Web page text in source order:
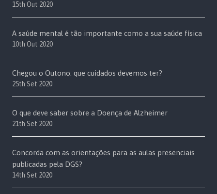
15th Out 2020
A saúde mental é tão importante como a sua saúde física
10th Out 2020
Chegou o Outono: que cuidados devemos ter?
25th Set 2020
O que deve saber sobre a Doença de Alzheimer
21th Set 2020
Concorda com as orientações para as aulas presenciais
publicadas pela DGS?
14th Set 2020